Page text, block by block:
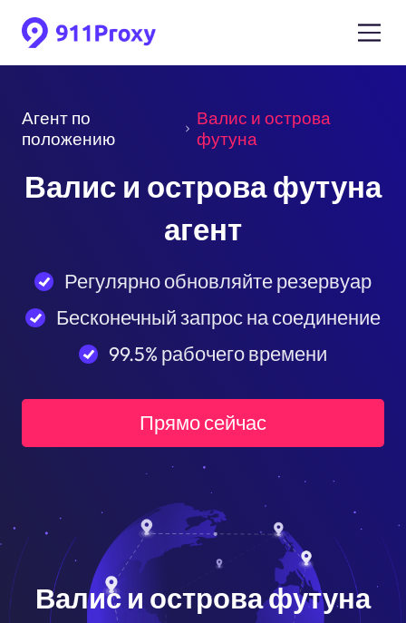
Агент по
положению
Валис и острова
футуна
Валис и острова футуна
агент
Регулярно обновляйте резервуар
Бесконечный запрос на соединение
99.5% рабочего времени
Прямо сейчас
Валис и острова футуна